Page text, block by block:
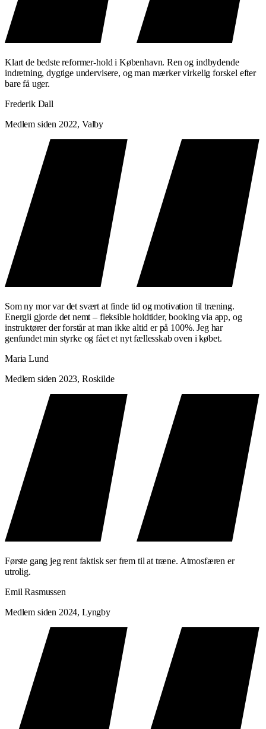
Klart de bedste reformer-hold i København. Ren og indbydende
indretning, dygtige undervisere, og man mærker virkelig forskel efter
bare få uger.
Frederik Dall
Medlem siden 2022, Valby
Som ny mor var det svært at finde tid og motivation til træning.
Energii gjorde det nemt – fleksible holdtider, booking via app, og
instruktører der forstår at man ikke altid er på 100%. Jeg har
genfundet min styrke og fået et nyt fællesskab oven i købet.
Maria Lund
Medlem siden 2023, Roskilde
Første gang jeg rent faktisk ser frem til at træne. Atmosfæren er
utrolig.
Emil Rasmussen
Medlem siden 2024, Lyngby